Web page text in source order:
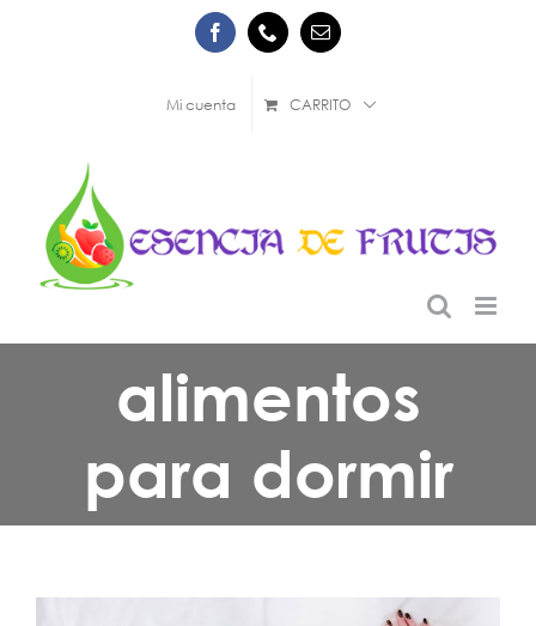
FacebookPhone Correo
electrónico
Mi cuenta CARRITO
alimentos
para dormir